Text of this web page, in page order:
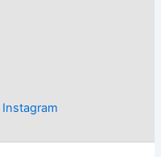
Instagram